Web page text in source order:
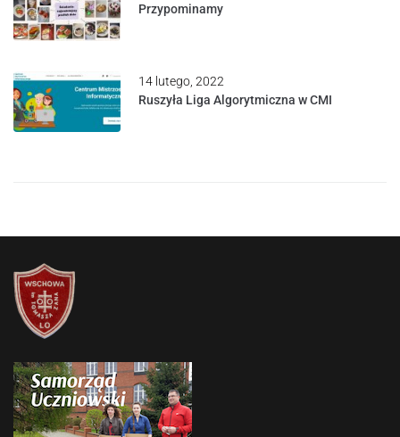
Przypominamy
14 lutego, 2022
Ruszyła Liga Algorytmiczna w CMI